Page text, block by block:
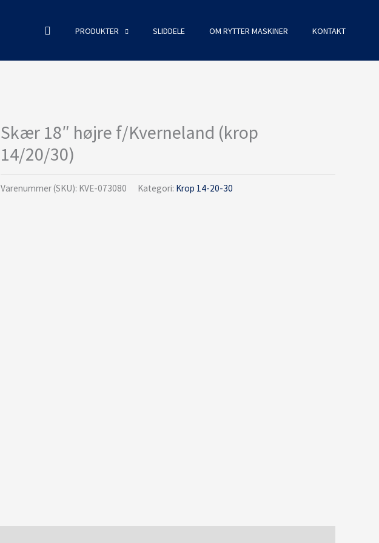
Søg PRODUKTER SLIDDELE OM RYTTER MASKINER KONTAKT
Skær 18″ højre f/Kverneland (krop
14/20/30)
Varenummer (SKU): KVE-073080 Kategori: Krop 14-20-30